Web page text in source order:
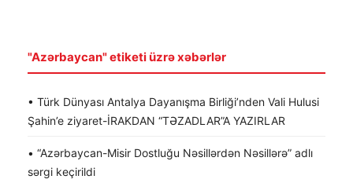
"Azərbaycan" etiketi üzrə xəbərlər
• Türk Dünyası Antalya Dayanışma Birliği’nden Vali Hulusi
Şahin’e ziyaret-İRAKDAN “TƏZADLAR”A YAZIRLAR
• “Azərbaycan-Misir Dostluğu Nəsillərdən Nəsillərə” adlı
sərgi keçirildi